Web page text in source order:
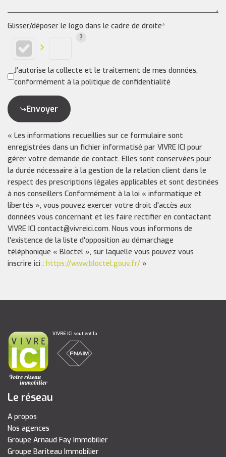
Glisser/déposer le logo dans le cadre de droite*
J'autorise la collecte et le traitement de mes données,
conformément à la politique de confidentialité
Envoyer
« Les informations recueillies sur ce formulaire sont
enregistrées dans un fichier informatisé par VIVRE ICI pour
gérer votre demande de contact. Elles sont conservées pour
la durée nécessaire à la gestion de la relation client dans le
respect des prescriptions légales applicables et sont destinées
à nos conseillers Conformément à la loi « informatique et
libertés », vous pouvez exercer votre droit d'accès aux
données vous concernant et les faire rectifier en contactant
VIVRE ICI contact@vivreici.com. Nous vous informons de
l'existence de la liste d'opposition au démarchage
téléphonique « Bloctel », sur laquelle vous pouvez vous
inscrire ici : https://www.bloctel.gouv.fr/ »
Le réseau
A propos
Nos agences
Groupe Arnaud Fay Immobilier
Groupe Bariteau Immobilier